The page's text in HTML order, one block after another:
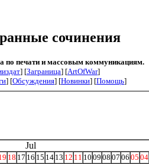
сочинения
по печати и массовым коммуникациям.
] [Заграница] [ArtOfWar]
] [Обсуждения] [Новинки] [Помощь]
Jul
18 17 16 15 14 13 12 11 10 09 08 07 06 05 04